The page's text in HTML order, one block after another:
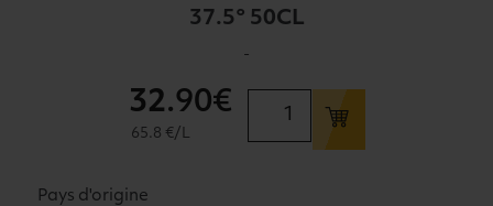
37.5° 50CL
-
MOULIN
32.90€
65.8 €/L
Pays d'origine